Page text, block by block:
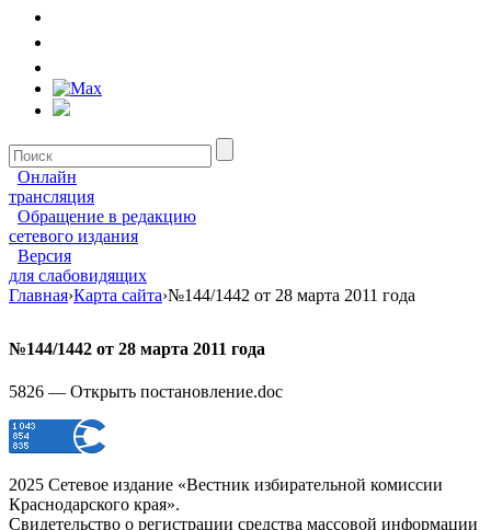
Онлайн
трансляция
Обращение в редакцию
сетевого издания
Версия
для слабовидящих
Главная›Карта сайта›№144/1442 от 28 марта 2011 года
№144/1442 от 28 марта 2011 года
5826 — Открыть постановление.doc
2025 Сетевое издание «Вестник избирательной комиссии
Краснодарского края».
Свидетельство о регистрации средства массовой информации